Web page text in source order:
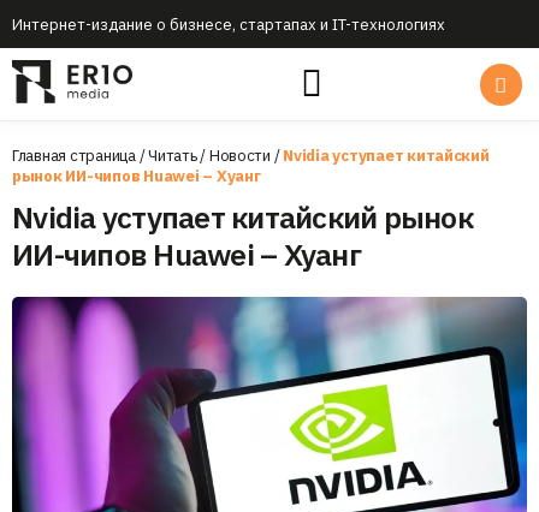
Интернет-издание о бизнесе, стартапах и IT-технологиях
Главная страница/Читать/Новости /Nvidia уступает китайский
рынок ИИ-чипов Huawei – Хуанг
Nvidia уступает китайский рынок
ИИ-чипов Huawei – Хуанг